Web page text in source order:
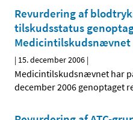
Revurdering af
tilskudsstatus
Medicintilskudsnævnet
| 15. december 2006 |
Medicintilskudsnævnet har
december 2006 genoptaget